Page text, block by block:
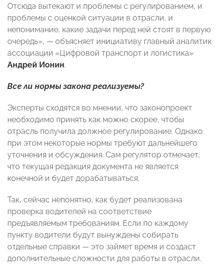
Отсюда вытекают и проблемы с регулированием, и
проблемы с оценкой ситуации в отрасли, и
непонимание, какие задачи перед ней стоят в первую
очередь», — объясняет инициативу главный аналитик
ассоциации «Цифровой транспорт и логистика»
Андрей Ионин.
Все ли нормы закона реализуемы?
Эксперты сходятся во мнении, что законопроект
необходимо принять как можно скорее, чтобы
отрасль получила должное регулирование. Однако
при этом некоторые нормы требуют дальнейшего
уточнения и обсуждения. Сам регулятор отмечает,
что текущая редакция документа не является
конечной и будет дорабатываться.
Так, сейчас непонятно, как будет реализована
проверка водителей на соответствие
предъявляемым требованиям. Если по каждому
пункту водители будут вынуждены собирать
отдельные справки — это займет время и создаст
дополнительные сложности для работы в отрасли.